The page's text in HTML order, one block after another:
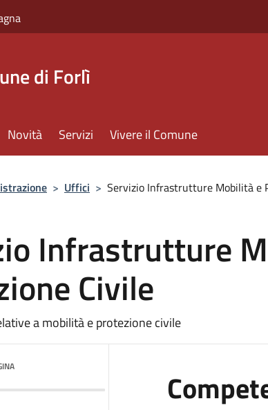
di Forlì
Novità Servizi Vivere il Comune
> Uffici > Servizio Infrastrutture Mobilità e
Infrastrutture
Civile
a mobilità e protezione civile